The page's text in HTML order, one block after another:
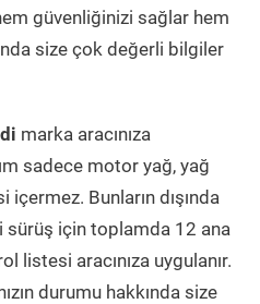
güvenliğinizi sağlar hem
size çok değerli bilgiler
marka aracınıza
sadece motor yağ, yağ
Bunların dışında
sürüş için toplamda 12 ana
listesi aracınıza uygulanır.
durumu hakkında size